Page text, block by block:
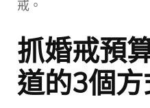
戒。
抓婚戒預
道的3個方